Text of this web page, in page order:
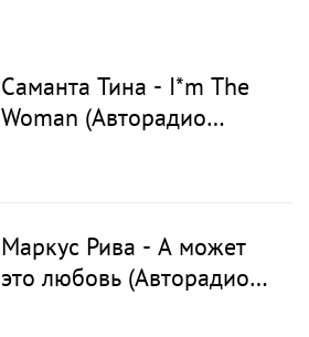
Саманта Тина - I*m The
Woman (Авторадио
Маркус Рива - А может
это любовь (Авторадио